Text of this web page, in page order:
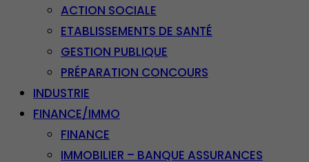
ACTION SOCIALE
ETABLISSEMENTS DE SANTÉ
GESTION PUBLIQUE
PRÉPARATION CONCOURS
INDUSTRIE
FINANCE/IMMO
FINANCE
IMMOBILIER – BANQUE ASSURANCES